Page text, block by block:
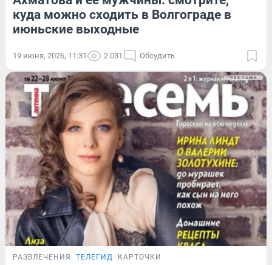
куда можно сходить в Волгограде в
июньские выходные
19 июня, 2026, 11:31 2 031 Обсудить
РАЗВЛЕЧЕНИЯ ТЕЛЕГИД КАРТОЧКИ